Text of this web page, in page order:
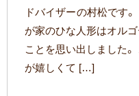
ドバイザーの村松です
が家のひな人形はオル
ことを思い出しました
が嬉しくて […]